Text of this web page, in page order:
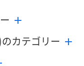
カテゴリー